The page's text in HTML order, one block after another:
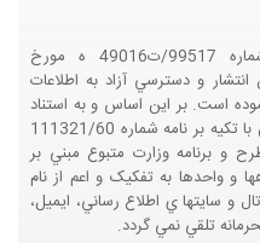
هيئت محترم دولت طي مصوبه شماره 99517/ت49016 ه مورخ
قانون انتشار و دسترسي آزاد به اطلاعات
ابلاغ نموده است. بر اين اساس و به استناد
مواد 5 و 9 آيين نامه اجرايي و همچنين با تکيه بر نامه شماره 111321/60
محترم طرح و برنامه وزارت متبوع مبني بر
و واحدها به تفکيک و اعم از نام
و سايتها ي اطلاع رساني، ايميل،
تلقي نمي گردد.